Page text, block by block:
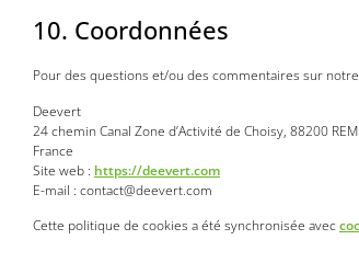
10. Coordonnées
Pour des questions et/ou des commentaires sur
Deevert
24 chemin Canal Zone d’Activité de Choisy, 88200
France
Site web : https://deevert.com
E-mail : contact@deevert.com
Cette politique de cookies a été synchronisée avec